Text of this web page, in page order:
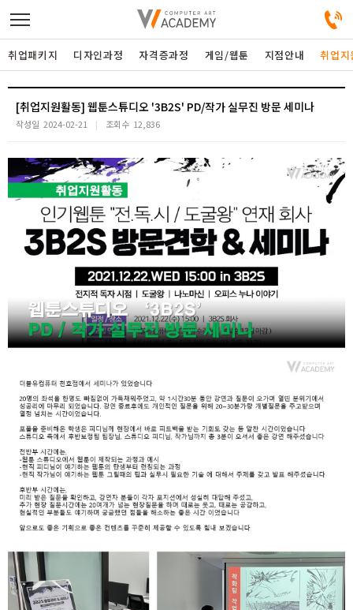
디자인정규과정
게임과정
자격증과정
취업패키지
고객상담센터
아카데미소개
취업패키지 디자인과정 자격증과정 게임/웹툰 지점안내 취업
[취업지원활동] 웹툰스튜디오 '3B2S' PD/작가 실무진 방문 세미나
작성일 2024-02-21 조회수 12,836